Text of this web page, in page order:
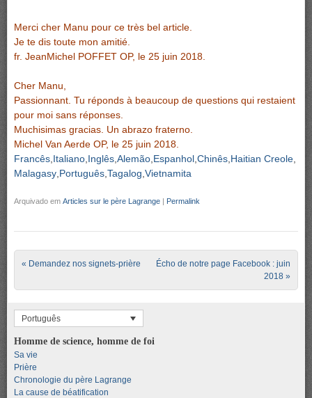
Merci cher Manu pour ce très bel article.
Je te dis toute mon amitié.
fr. JeanMichel POFFET OP, le 25 juin 2018.
Cher Manu,
Passionnant. Tu réponds à beaucoup de questions qui restaient
pour moi sans réponses.
Muchisimas gracias. Un abrazo fraterno.
Michel Van Aerde OP, le 25 juin 2018.
Francês Italiano Inglês Alemão Espanhol Chinês Haitian Creole
Malagasy Português Tagalog Vietnamita
Arquivado em Articles sur le père Lagrange | Permalink
Post navigation
« Demandez nos signets-prière
Écho de notre page Facebook : juin
2018 »
Português
Homme de science, homme de foi
Sa vie
Prière
Chronologie du père Lagrange
La cause de béatification